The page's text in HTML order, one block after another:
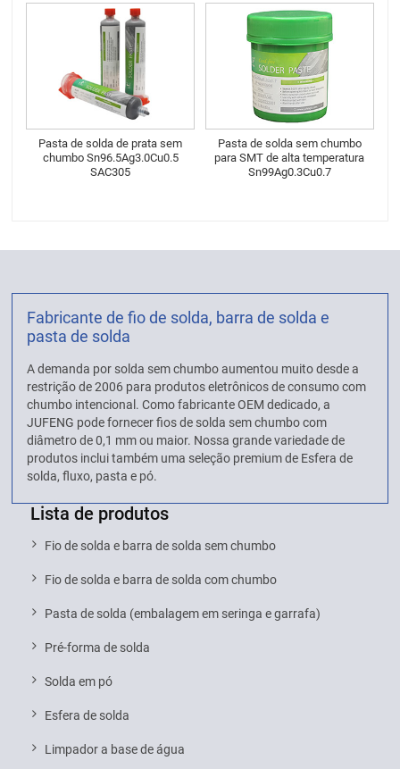
Pasta de solda de prata sem
chumbo Sn96.5Ag3.0Cu0.5
SAC305
Pasta de solda sem chumbo
para SMT de alta temperatura
Sn99Ag0.3Cu0.7
Fabricante de fio de solda, barra de solda e
pasta de solda
A demanda por solda sem chumbo aumentou muito desde a
restrição de 2006 para produtos eletrônicos de consumo com
chumbo intencional. Como fabricante OEM dedicado, a
JUFENG pode fornecer fios de solda sem chumbo com
diâmetro de 0,1 mm ou maior. Nossa grande variedade de
produtos inclui também uma seleção premium de Esfera de
solda, fluxo, pasta e pó.
Lista de produtos
Fio de solda e barra de solda sem chumbo
Fio de solda e barra de solda com chumbo
Pasta de solda (embalagem em seringa e garrafa)
Pré-forma de solda
Solda em pó
Esfera de solda
Limpador a base de água